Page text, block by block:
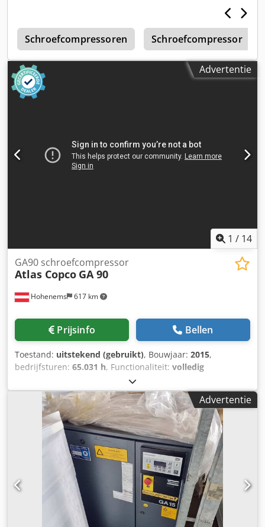
Schroefcompressoren Schroefcompressor
Advertentie
1 / 14
Hohenems 617 km
GA90 schroefcompressor
Atlas Copco GA 90
Prijsinfo Bellen
Toestand: uitstekend (gebruikt), Bouwjaar: 2015,
bedrijfsturen: 65.031 h, Functionaliteit: volledig
, Schroefcompressor Atlas Copco GA90 90 kW
7,5 bar 16,87 m3/min Csdpjy A Nwkefx Anterf Bouwjaar:
2015 Bedrijfsuren: 65.031
Advertentie